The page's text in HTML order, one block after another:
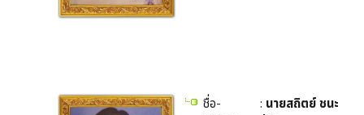
ชื่อ-
: นายสถิตย์ ชนะ